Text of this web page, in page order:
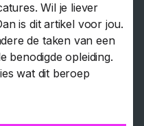
Wil je liever
is dit artikel voor jou.
de taken van een
benodigde opleiding.
wat dit beroep